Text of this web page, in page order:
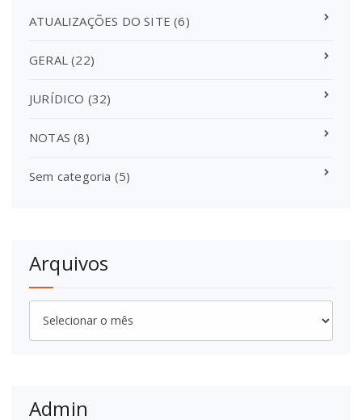
ATUALIZAÇÕES DO SITE (6)
GERAL (22)
JURÍDICO (32)
NOTAS (8)
Sem categoria (5)
Arquivos
Arquivos
Admin